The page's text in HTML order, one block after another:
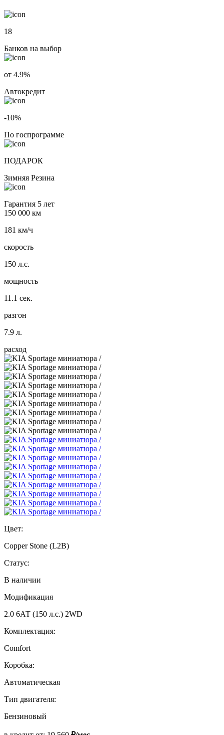
18
Банков на выбор
от 4.9%
Автокредит
-10%
По госпрограмме
ПОДАРОК
Зимняя Резина
Гарантия 5 лет
150 000 км
181 км/ч
скорость
150 л.с.
мощность
11.1 сек.
разгон
7.9 л.
расход
Цвет:
Copper Stone (L2B)
Статус:
В наличии
Модификация
2.0 6АТ (150 л.с.) 2WD
Комплектация:
Comfort
Коробка:
Автоматическая
Тип двигателя:
Бензиновый